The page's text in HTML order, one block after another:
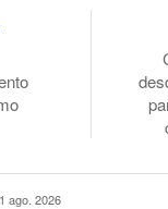
1 ago. 2026